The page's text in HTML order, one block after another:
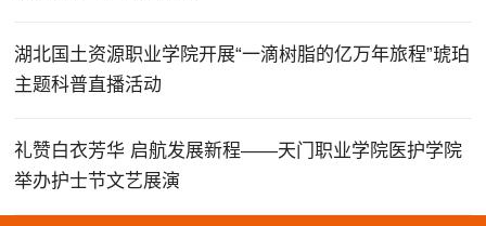
湖北国土资源职业学院开展“一滴树脂的亿万年旅程”琥珀
主题科普直播活动
礼赞白衣芳华 启航发展新程——天门职业学院医护学院
举办护士节文艺展演